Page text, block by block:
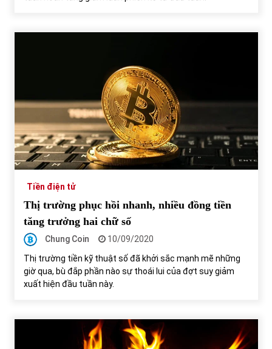
31/05/2022
Phân tích giá tiền điện tử sau ngày thị trường lập kỷ lục
vốn hóa
09/11/2021
Chứng khoán ngày 12/10/2021: Top 10 cổ phiếu nổi bật
Top 10 xe bán chạy nhất tháng 9/2021
13/10/2021
Tiền điện tử
Thị trường phục hồi nhanh, nhiều đồng tiền
tăng trưởng hai chữ số
Chung Coin
10/09/2020
Thị trường tiền kỹ thuật số đã khởi sắc mạnh mẽ những
giờ qua, bù đắp phần nào sự thoái lui của đợt suy giảm
xuất hiện đầu tuần này.